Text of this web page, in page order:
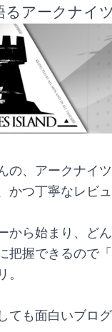
るアークナイ
の、アークナイ
かつ丁寧なレビ
から始まり、ど
把握できるので
ても面白いブロ